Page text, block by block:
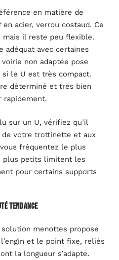
en matière de
acier, verrou costaud. Ce
mais il reste peu flexible.
adéquat avec certaines
non adaptée pose
le U est très compact.
déterminé et très bien
rapidement.
sur un U, vérifiez qu’il
de votre trottinette et aux
fréquentez le plus
plus petits limitent les
pour certains supports
tendance
menottes propose
et le point fixe, reliés
la longueur s’adapte.